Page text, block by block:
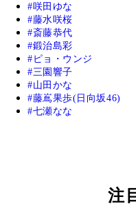
咲田ゆな
藤水咲桜
斎藤恭代
鍛治島彩
ピョ・ウンジ
三園響子
山田かな
藤嶌果歩(日向坂46)
七瀬なな
注